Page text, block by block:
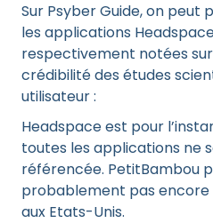
Sur Psyber Guide, on
les applications
respectivement notées
crédibilité des études
utilisateur :
Headspace est pour
toutes les applications ne
référencée. PetitBambou
probablement pas encore
aux Etats-Unis.